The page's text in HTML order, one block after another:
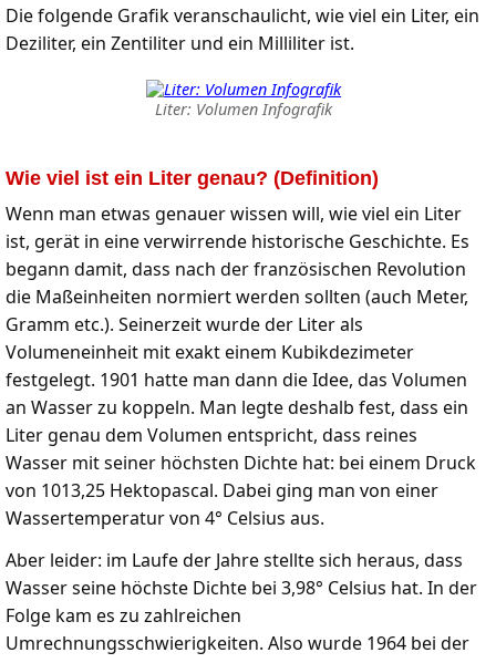
Die folgende Grafik veranschaulicht, wie viel ein Liter, ein
Deziliter, ein Zentiliter und ein Milliliter ist.
Liter: Volumen Infografik
Wie viel ist ein Liter genau? (Definition)
Wenn man etwas genauer wissen will, wie viel ein Liter
ist, gerät in eine verwirrende historische Geschichte. Es
begann damit, dass nach der französischen Revolution
die Maßeinheiten normiert werden sollten (auch Meter,
Gramm etc.). Seinerzeit wurde der Liter als
Volumeneinheit mit exakt einem Kubikdezimeter
festgelegt. 1901 hatte man dann die Idee, das Volumen
an Wasser zu koppeln. Man legte deshalb fest, dass ein
Liter genau dem Volumen entspricht, dass reines
Wasser mit seiner höchsten Dichte hat: bei einem Druck
von 1013,25 Hektopascal. Dabei ging man von einer
Wassertemperatur von 4° Celsius aus.
Aber leider: im Laufe der Jahre stellte sich heraus, dass
Wasser seine höchste Dichte bei 3,98° Celsius hat. In der
Folge kam es zu zahlreichen
Umrechnungsschwierigkeiten. Also wurde 1964 bei der